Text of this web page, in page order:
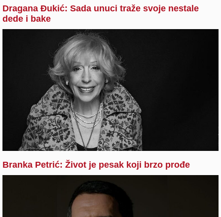
Dragana Đukić: Sada unuci traže svoje nestale
dede i bake
Branka Petrić: Život je pesak koji brzo prođe